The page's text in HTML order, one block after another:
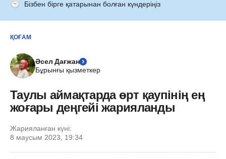
Бізбен бірге қатарынан болған күндеріңіз
ҚОҒАМ
Әсел Дағжан
Бұрынғы қызметкер
Таулы аймақтарда өрт қаупінің ең
жоғары деңгейі жарияланды
Жарияланған күні:
8 маусым 2023, 19:34